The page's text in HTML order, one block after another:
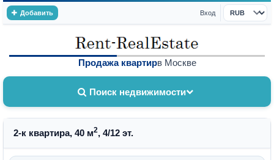
Добавить Вход
Валюта
Продажа квартирв Москве
Поиск недвижимости
2-к квартира, 40 м2, 4/12 эт.